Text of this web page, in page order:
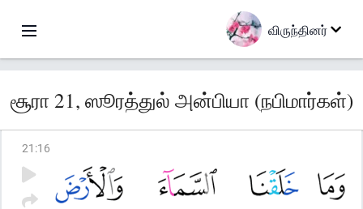
விருந்தினர்
சூரா 21, ஸூரத்துல் அன்பியா (நபிமார்கள்)
21 :16